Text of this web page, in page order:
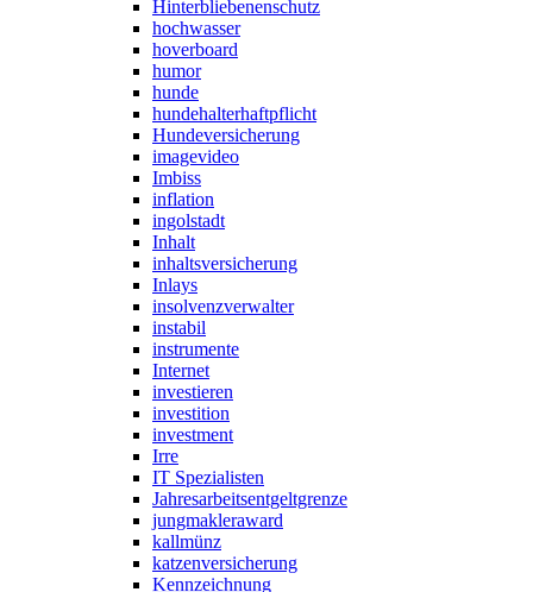
Hinterbliebenenschutz
hochwasser
hoverboard
humor
hunde
hundehalterhaftpflicht
Hundeversicherung
imagevideo
Imbiss
inflation
ingolstadt
Inhalt
inhaltsversicherung
Inlays
insolvenzverwalter
instabil
instrumente
Internet
investieren
investition
investment
Irre
IT Spezialisten
Jahresarbeitsentgeltgrenze
jungmakleraward
kallmünz
katzenversicherung
Kennzeichnung